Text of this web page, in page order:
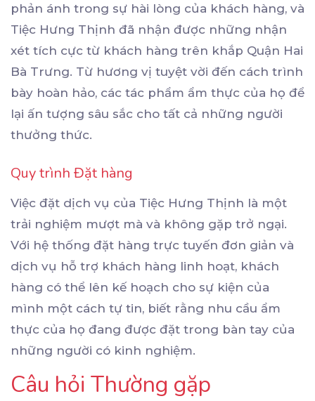
phản ánh trong sự hài lòng của khách hàng, và
Tiệc Hưng Thịnh đã nhận được những nhận
xét tích cực từ khách hàng trên khắp Quận Hai
Bà Trưng. Từ hương vị tuyệt vời đến cách trình
bày hoàn hảo, các tác phẩm ẩm thực của họ để
lại ấn tượng sâu sắc cho tất cả những người
thưởng thức.
Quy trình Đặt hàng
Việc đặt dịch vụ của Tiệc Hưng Thịnh là một
trải nghiệm mượt mà và không gặp trở ngại.
Với hệ thống đặt hàng trực tuyến đơn giản và
dịch vụ hỗ trợ khách hàng linh hoạt, khách
hàng có thể lên kế hoạch cho sự kiện của
mình một cách tự tin, biết rằng nhu cầu ẩm
thực của họ đang được đặt trong bàn tay của
những người có kinh nghiệm.
Câu hỏi Thường gặp